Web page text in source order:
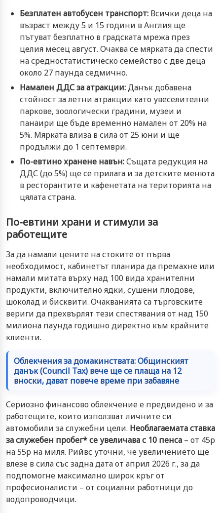
Безплатен автобусен транспорт: Всички деца на
възраст между 5 и 15 години в Англия ще
пътуват безплатно в градската мрежа през
целия месец август. Очаква се мярката да спести
на средностатистическо семейство с две деца
около 27 паунда седмично.
Намален ДДС за атракции:Данък добавена
стойност за летни атракции като увеселителни
паркове, зоологически градини, музеи и
панаири ще бъде временно намален от 20% на
5%. Мярката влиза в сила от 25 юни и ще
продължи до 1 септември.
По-евтино хранене навън:Същата редукция на
ДДС (до 5%) ще се прилага и за детските менюта
в ресторантите и кафенетата на територията на
цялата страна.
По-евтини храни и стимули за
работещите
За да намали цените на стоките от първа
необходимост, кабинетът планира да премахне или
намали митата върху над 100 вида хранителни
продукти, включително ядки, сушени плодове,
шоколад и бисквити. Очакванията са търговските
вериги да прехвърлят тези спестявания от над 150
милиона паунда годишно директно към крайните
клиенти.
Облекчения за домакинствата: Общинският
данък (Council Tax) вече ще се плаща на 12
вноски, дават повече време при забавяне
Сериозно финансово облекчение е предвидено и за
работещите, които използват личните си
автомобили за служебни цели. Необлагаемата ставка
за служебен пробег* се увеличава с 10 пенса – от 45p
на 55p на миля. Рийвс уточни, че увеличението ще
влезе в сила със задна дата от април 2026 г., за да
подпомогне максимално широк кръг от
професионалисти – от социални работници до
водопроводчици.